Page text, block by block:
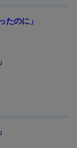
たのに」